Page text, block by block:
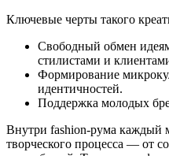
Ключевые черты такого
Свободный обмен
стилистами и
Формирование
идентичностей.
Поддержка молодых
Внутри fashion-рума каждый
творческого процесса — от